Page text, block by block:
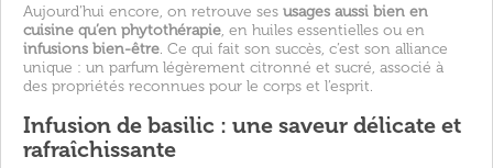
Aujourd’hui encore, on retrouve ses usages aussi bien en
cuisine qu’en phytothérapie, en huiles essentielles ou en
infusions bien-être. Ce qui fait son succès, c’est son alliance
unique : un parfum légèrement citronné et sucré, associé à
des propriétés reconnues pour le corps et l’esprit.
Infusion de basilic : une saveur délicate et
rafraîchissante